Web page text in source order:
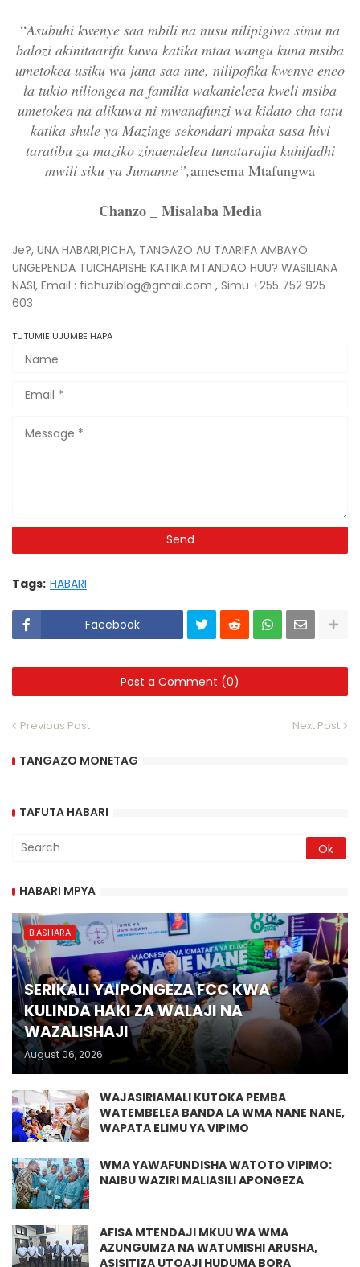
“Asubuhi kwenye saa mbili na nusu nilipigiwa simu na
balozi akinitaarifu kuwa katika mtaa wangu kuna msiba
umetokea usiku wa jana saa nne, nilipofika kwenye eneo
la tukio niliongea na familia wakanieleza kweli msiba
umetokea na alikuwa ni mwanafunzi wa kidato cha tatu
katika shule ya Mazinge sekondari mpaka sasa hivi
taratibu za maziko zinaendelea tunatarajia kuhifadhi
mwili siku ya Jumanne”,amesema Mtafungwa
Chanzo _ Misalaba Media
Je?, UNA HABARI,PICHA, TANGAZO AU TAARIFA AMBAYO
UNGEPENDA TUICHAPISHE KATIKA MTANDAO HUU? WASILIANA
NASI, Email : fichuziblog@gmail.com , Simu +255 752 925
603
TUTUMIE UJUMBE HAPA
Tags: HABARI
Facebook
Post a Comment (0)
Previous Post Next Post
TANGAZO MONETAG
TAFUTA HABARI
HABARI MPYA
BIASHARA
SERIKALI YAIPONGEZA FCC KWA
KULINDA HAKI ZA WALAJI NA
WAZALISHAJI
August 06, 2026
WAJASIRIAMALI KUTOKA PEMBA
WATEMBELEA BANDA LA WMA NANE NANE,
WAPATA ELIMU YA VIPIMO
WMA YAWAFUNDISHA WATOTO VIPIMO:
NAIBU WAZIRI MALIASILI APONGEZA
AFISA MTENDAJI MKUU WA WMA
AZUNGUMZA NA WATUMISHI ARUSHA,
ASISITIZA UTOAJI HUDUMA BORA